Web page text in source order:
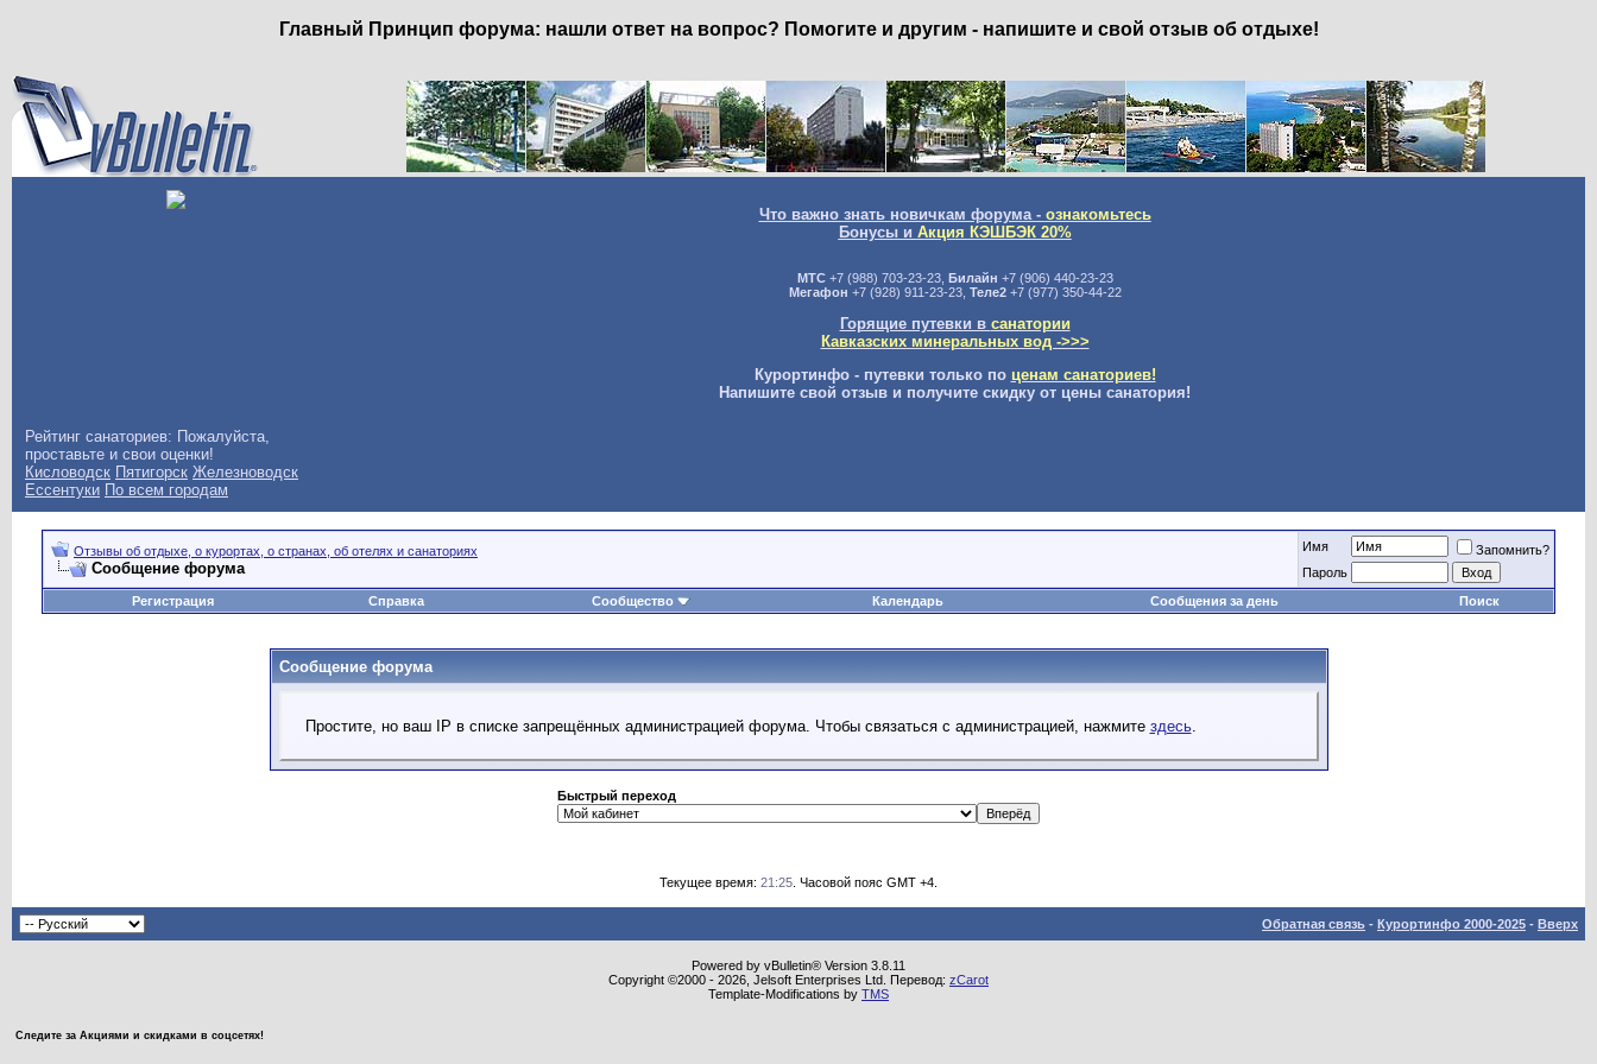
Главный Принцип форума: нашли ответ на вопрос? Помогите и другим - напишите и свой отзыв об отдыхе!
Что важно знать новичкам форума - ознакомьтесь
Бонусы и Акция КЭШБЭК 20%
МТС+7 (988) 703-23-23, Билайн +7 (906) 440-23-23
Мегафон +7 (928) 911-23-23, Теле2+7 (977) 350-44-22
Горящие путевки в санатории
Кавказских минеральных вод ->>>
Курортинфо - путевки только по ценам санаториев!
Напишите свой отзыв и получите скидку от цены санатория!
Рейтинг санаториев: Пожалуйста,
проставьте и свои оценки!
Кисловодск Пятигорск Железноводск
Ессентуки По всем городам
Отзывы об отдыхе, о курортах, о странах, об отелях и санаториях
Сообщение форума
Имя
Запомнить?
Пароль
Регистрация
Справка Сообщество Календарь Сообщения за день Поиск
Сообщение форума
Простите, но ваш IP в списке запрещённых администрацией форума. Чтобы связаться с администрацией, нажмите здесь.
Быстрый переход
Текущее время: 21:25 . Часовой пояс GMT +4.
Обратная связь - Курортинфо 2000-2025 - Вверх
Powered by vBulletin® Version 3.8.11
Copyright ©2000 - 2026, Jelsoft Enterprises Ltd. Перевод: zCarot
Template-Modifications by TMS
Следите за Акциями и скидками в соцсетях!